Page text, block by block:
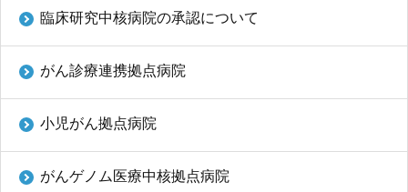
臨床研究中核病院の承認について
がん診療連携拠点病院
小児がん拠点病院
がんゲノム医療中核拠点病院